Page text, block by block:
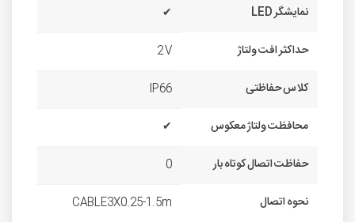
نمایشگر LED
✔
حداکثر افت ولتاژ
2 V
کلاس حفاظتی
IP66
محافظت ولتاژ معکوس
✔
حفاظت اتصال کوتاه بار
0
نحوه اتصال
CABLE3X0.25-1.5m